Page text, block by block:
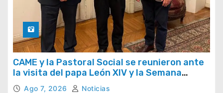
CAME y la Pastoral Social se reunieron ante
la visita del papa León XIV y la Semana
Social 2026
Ago 7, 2026 Noticias